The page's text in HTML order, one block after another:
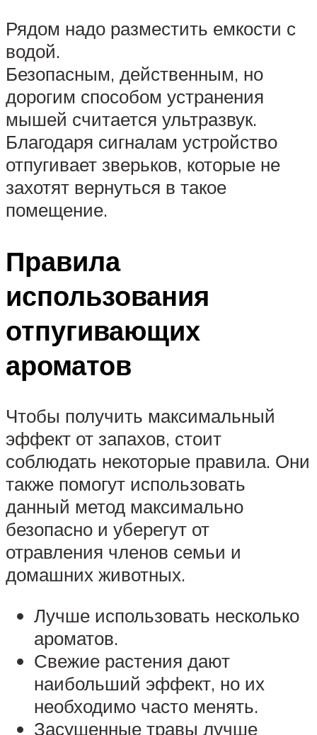
Рядом надо разместить емкости с
водой.
Безопасным, действенным, но
дорогим способом устранения
мышей считается ультразвук.
Благодаря сигналам устройство
отпугивает зверьков, которые не
захотят вернуться в такое
помещение.
Правила
использования
отпугивающих
ароматов
Чтобы получить максимальный
эффект от запахов, стоит
соблюдать некоторые правила. Они
также помогут использовать
данный метод максимально
безопасно и уберегут от
отравления членов семьи и
домашних животных.
Лучше использовать несколько
ароматов.
Свежие растения дают
наибольший эффект, но их
необходимо часто менять.
Засушенные травы лучше